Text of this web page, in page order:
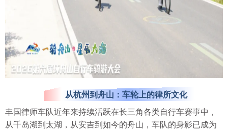
从杭州到舟山：车轮上的律所文化
丰国律师车队近年来持续活跃在长三角各类自行车赛事中，
从千岛湖到太湖，从安吉到如今的舟山，车队的身影已成为